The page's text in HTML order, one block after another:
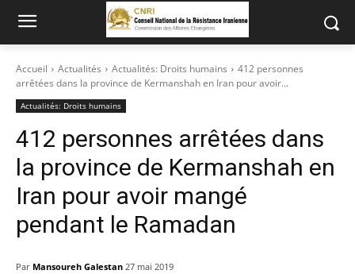
Accueil Actualités Actualités: Droits humains
412 personnes
arrêtées dans la province de Kermanshah en Iran pour avoir...
Actualités: Droits humains
412 personnes arrêtées dans
la province de Kermanshah en
Iran pour avoir mangé
pendant le Ramadan
Par Mansoureh Galestan 27 mai 2019